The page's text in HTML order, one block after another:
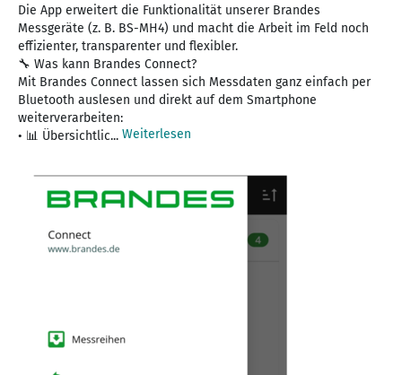
Die App erweitert die Funktionalität unserer Brandes
Messgeräte (z. B. BS-MH4) und macht die Arbeit im Feld noch
effizienter, transparenter und flexibler.
🔧 Was kann Brandes Connect?
Mit Brandes Connect lassen sich Messdaten ganz einfach per
Bluetooth auslesen und direkt auf dem Smartphone
weiterverarbeiten:
• 📊 Übersichtlic... Weiterlesen